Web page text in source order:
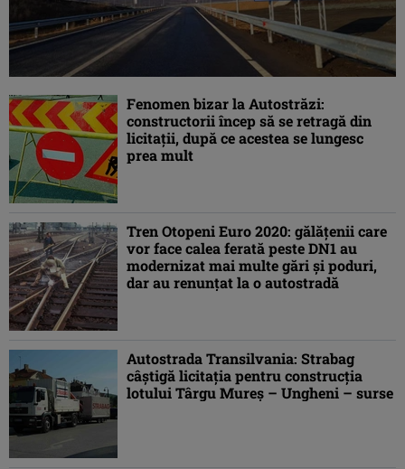
Fenomen bizar la Autostrăzi:
constructorii încep să se retragă din
licitații, după ce acestea se lungesc
prea mult
Tren Otopeni Euro 2020: gălăţenii care
vor face calea ferată peste DN1 au
modernizat mai multe gări şi poduri,
dar au renunţat la o autostradă
Autostrada Transilvania: Strabag
câştigă licitaţia pentru construcţia
lotului Târgu Mureş – Ungheni – surse